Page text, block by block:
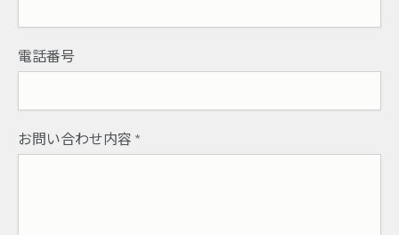
電話番号
お問い合わせ内容 *